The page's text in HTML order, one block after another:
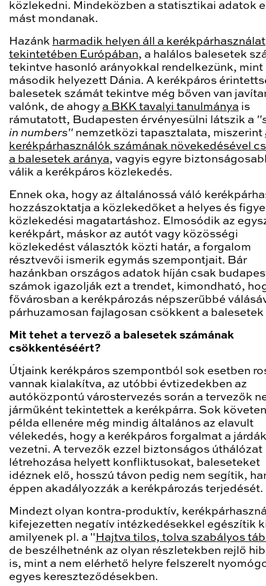
közlekedni. Mindeközben a statisztikai adatok
mást mondanak.
Hazánk harmadik helyen áll a kerékpárhasználat
tekintetében Európában, a halálos balesetek
tekintve hasonló arányokkal rendelkezünk, mint
második helyezett Dánia. A kerékpáros
balesetek számát tekintve még bőven van
valónk, de ahogy a BKK tavalyi tanulmánya is
rámutatott, Budapesten érvényesülni látszik a
in numbers" nemzetközi tapasztalata, miszerint
kerékpárhasználók számának növekedésével
a balesetek aránya, vagyis egyre
válik a kerékpáros közlekedés.
Ennek oka, hogy az általánossá váló
hozzászoktatja a közlekedőket a helyes és
közlekedési magatartáshoz. Elmosódik az
kerékpárt, máskor az autót vagy közösségi
közlekedést választók közti határ, a forgalom
résztvevői ismerik egymás szempontjait. Bár
hazánkban országos adatok híján csak
számok igazolják ezt a trendet, kimondható,
fővárosban a kerékpározás népszerűbbé
párhuzamosan fajlagosan csökkent a balesetek
Mit tehet a tervező a balesetek számának
csökkentéséért?
Útjaink kerékpáros szempontból sok esetben
vannak kialakítva, az utóbbi évtizedekben az
autóközpontú várostervezés során a tervezők
járműként tekintettek a kerékpárra. Sok
példa ellenére még mindig általános az elavult
vélekedés, hogy a kerékpáros forgalmat a
vezetni. A tervezők ezzel biztonságos úthálózat
létrehozása helyett konfliktusokat, baleseteket
idéznek elő, hosszú távon pedig nem segítik,
éppen akadályozzák a kerékpározás terjedését.
Mindezt olyan kontra-produktív,
kifejezetten negatív intézkedésekkel egészítik
amilyenek pl. a " Hajtva tilos, tolva szabályos
de beszélhetnénk az olyan részletekben rejlő
is, mint a nem elérhető helyre felszerelt
egyes kereszteződésekben.